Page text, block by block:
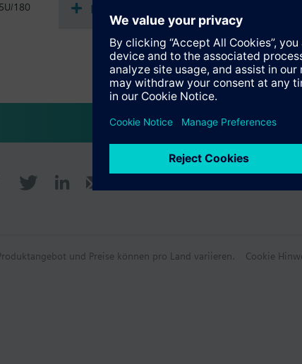
180 Dokumente
und Preise können pro Land variieren. Cookie